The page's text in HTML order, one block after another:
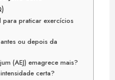
para praticar exercícios
ou depois da
(AEJ) emagrece mais?
certa?